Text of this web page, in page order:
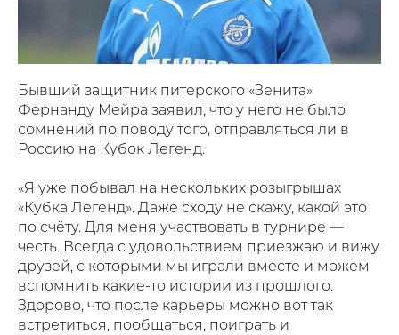
Бывший защитник питерского «Зенита»
Фернанду Мейра заявил, что у него не было
сомнений по поводу того, отправляться ли в
Россию на Кубок Легенд.
«Я уже побывал на нескольких розыгрышах
«Кубка Легенд». Даже сходу не скажу, какой это
по счёту. Для меня участвовать в турнире —
честь. Всегда с удовольствием приезжаю и вижу
друзей, с которыми мы играли вместе и можем
вспомнить какие-то истории из прошлого.
Здорово, что после карьеры можно вот так
встретиться, пообщаться, поиграть и